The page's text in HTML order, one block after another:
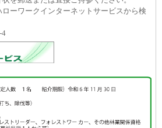
ーワークインターネットサービスから検
4